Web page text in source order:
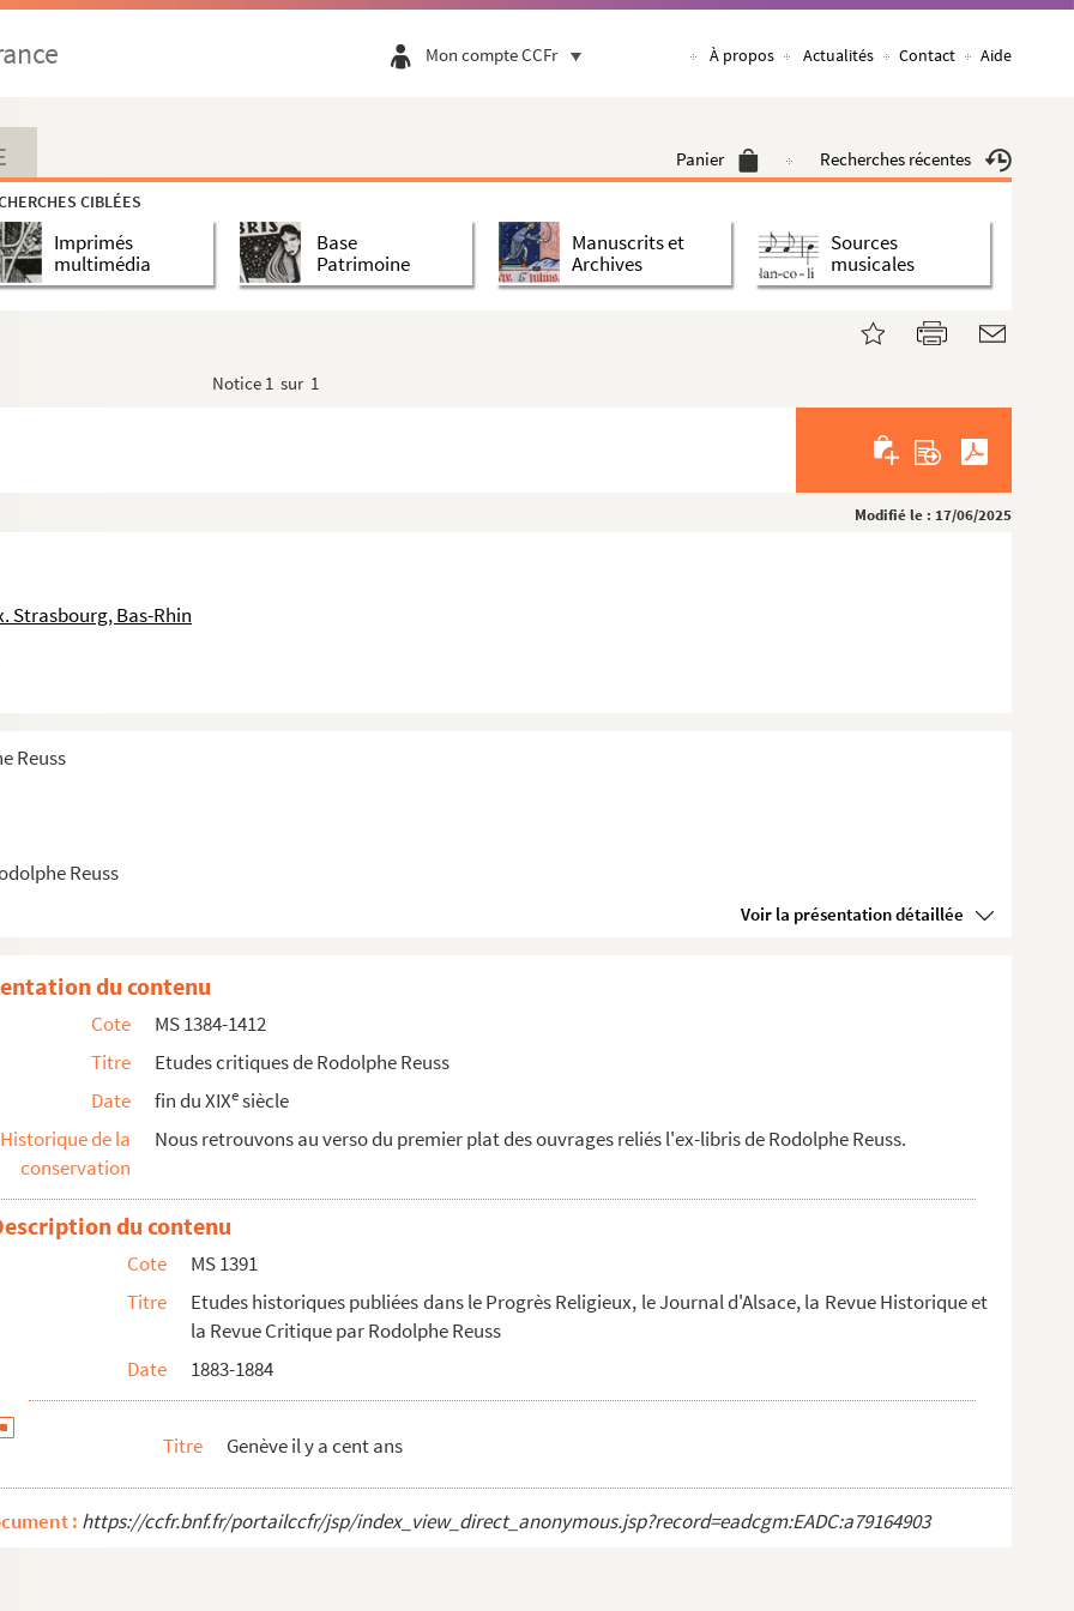
Mon compte CCFr À propos Actualités Contact Aide
Panier Recherches récentes
CIBLÉES
Imprimés
multimédia
Base
Patrimoine
Manuscrits et
Archives
Sources
musicales
Notice 1 sur 1
Modifié le : 17/06/2025
Strasbourg, Bas-Rhin
Reuss
Reuss
Voir la présentation détaillée
et de Littérature, de la Revue de Théologie ...
dans le Progrès Religieux, la Revue Critique...
dans le Progrès Religieux, le Journal d'Alsa...
Progrès Religieux, le Journal d'Alsace, la Revue Al...
le Journal d'Alsace, la Revue Historique et l...
sur la prédication française
Journal d'Alsace, du Bulletin de la Société des a...
dans le Progrès Religieux, la Revue chrétien...
dans le Progrès Religieux, la Revue Chrétienn...
publiées dans le Progrès Religieux, la Rev...
publiées dans le Progrès Religieux, le Jo...
publiées dans le Progrès Religieux, le Jou...
du contenu
Cote
MS 1384-1412
Titre
Etudes critiques de Rodolphe Reuss
Date
fin du XIXesiècle
Historique de la
conservation
Nous retrouvons au verso du premier plat des ouvrages reliés l'ex-libris de Rodolphe Reuss.
du contenu
Cote
MS 1391
Titre
Etudes historiques publiées dans le Progrès Religieux, le Journal d'Alsace, la Revue Historique et
la Revue Critique par Rodolphe Reuss
Date
1883-1884
Titre Genève il y a cent ans
: https://ccfr.bnf.fr/portailccfr/jsp/index_view_direct_anonymous.jsp?record=eadcgm:EADC:a79164903